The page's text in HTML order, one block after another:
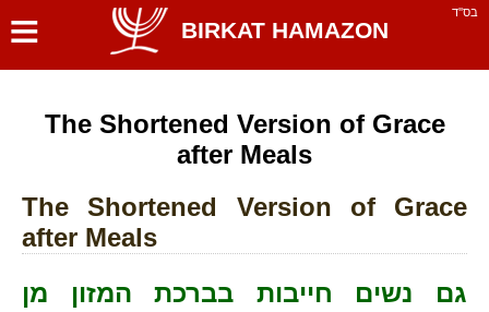
בס''ד ≡ BIRKAT HAMAZON
The Shortened Version of Grace
after Meals
The Shortened Version of Grace
after Meals
גם נשים חייבות בברכת המזון מן